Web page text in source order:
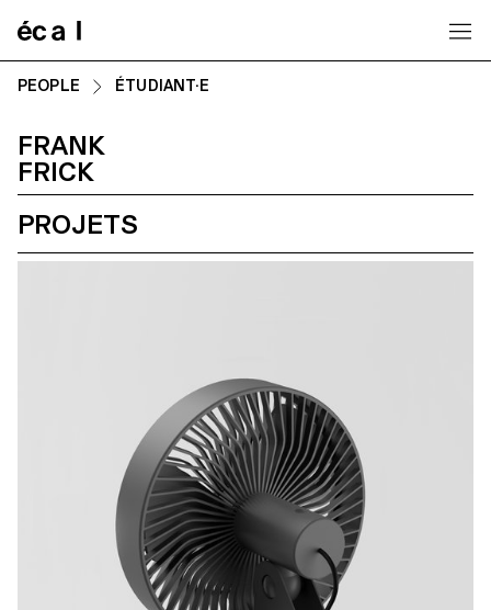
PEOPLE ÉTUDIANT·E
FRANK
FRICK
PROJETS